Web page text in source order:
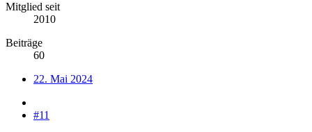
Mitglied seit
2010
Beiträge
60
22. Mai 2024
#11